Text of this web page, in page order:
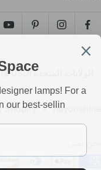
الولايات المتحدة (USD $)
Rayonshine
Shopify